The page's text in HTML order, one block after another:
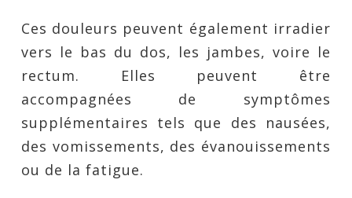
Ces douleurs peuvent également irradier
vers le bas du dos, les jambes, voire le
rectum. Elles peuvent être
accompagnées de symptômes
supplémentaires tels que des nausées,
des vomissements, des évanouissements
ou de la fatigue.